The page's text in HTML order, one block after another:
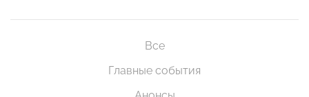
Все
Главные события